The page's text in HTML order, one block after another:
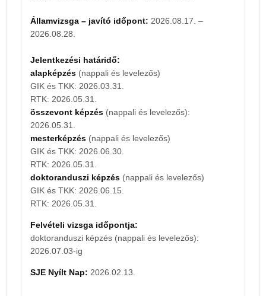
Felvételi vizsga időpontja:
2027.07.02-ig
SJE Nyílt Nap:2027.02.12.
Államvizsga – javító időpont: 2026.08.17. –
2026.08.28.
Jelentkezési határidő:
alapképzés (nappali és levelezős)
GIK és TKK: 2026.03.31.
RTK: 2026.05.31.
összevont képzés (nappali és levelezős):
2026.05.31.
mesterképzés (nappali és levelezős)
GIK és TKK: 2026.06.30.
RTK: 2026.05.31.
doktoranduszi képzés (nappali és levelezős)
GIK és TKK: 2026.06.15.
RTK: 2026.05.31.
Felvételi vizsga időpontja:
doktoranduszi képzés (nappali és levelezős):
2026.07.03-ig
SJE Nyílt Nap: 2026.02.13.